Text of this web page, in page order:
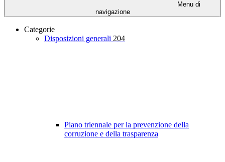
Menu di
navigazione
Categorie
Disposizioni generali 204
Piano triennale per la prevenzione della
corruzione e della trasparenza